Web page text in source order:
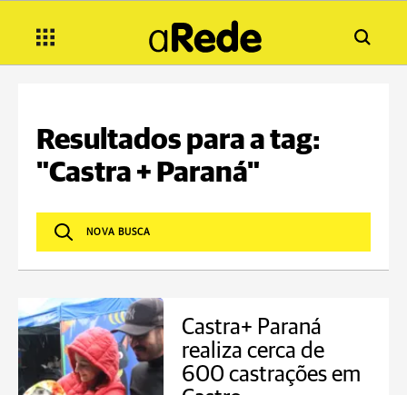
Resultados para a tag:
"Castra + Paraná"
Castra+ Paraná
realiza cerca de
600 castrações em